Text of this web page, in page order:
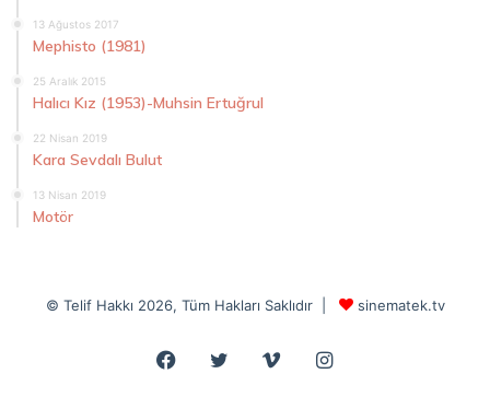
13 Ağustos 2017
Mephisto (1981)
25 Aralık 2015
Halıcı Kız (1953)-Muhsin Ertuğrul
22 Nisan 2019
Kara Sevdalı Bulut
13 Nisan 2019
Motör
© Telif Hakkı 2026, Tüm Hakları Saklıdır | sinematek.tv
Facebook
Twitter VimeoInstagram